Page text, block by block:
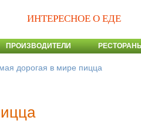
ИНТЕРЕСНОЕ О ЕДЕ
ПРОИЗВОДИТЕЛИ
дорогая в мире пицца